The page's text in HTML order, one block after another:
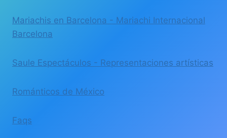
Mariachis en Barcelona - Mariachi Internacional
Barcelona
Saule Espectáculos - Representaciones artísticas
Románticos de México
Faqs